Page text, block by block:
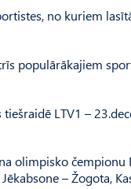
no kuriem
populārākajiem
LTV1 –
olimpisko
– Žogota,